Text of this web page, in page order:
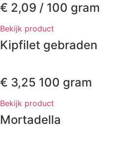
€ 2,09 / 100 gram
Bekijk product
Kipfilet gebraden
€ 3,25 100 gram
Bekijk product
Mortadella